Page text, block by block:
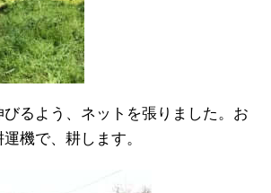
びるよう、ネットを張りました。お
機で、耕します。